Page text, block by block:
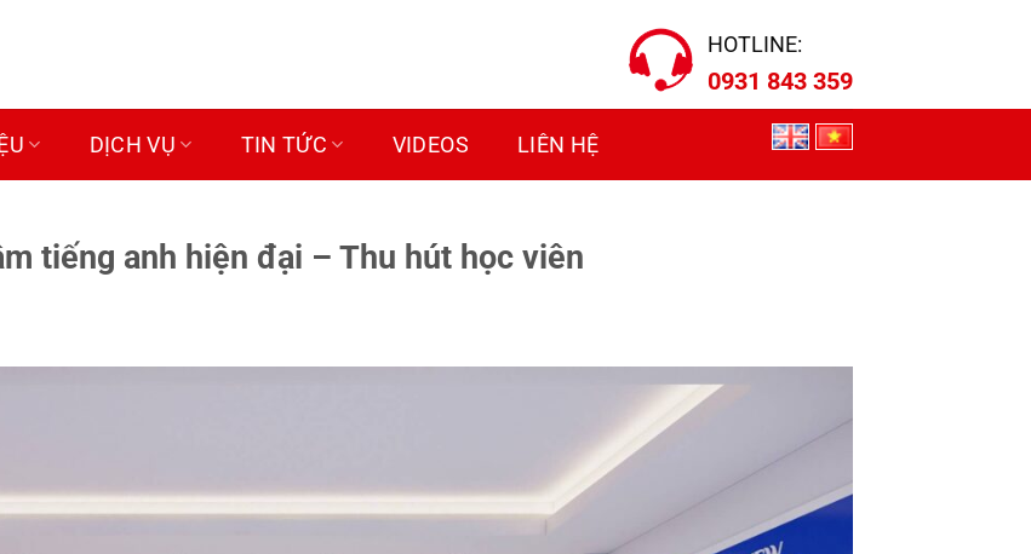
HOTLINE:
0931 843 359
DỊCH VỤ TIN TỨC VIDEOS LIÊN HỆ
tiếng anh hiện đại – Thu hút học viên